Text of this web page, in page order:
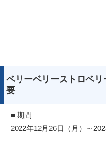
ベリーベリーストロベ
要
■ 期間
2022年12月26日（月）～